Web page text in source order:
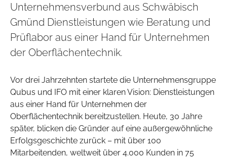
Unternehmensverbund aus Schwäbisch
Gmünd Dienstleistungen wie Beratung und
Prüflabor aus einer Hand für Unternehmen
der Oberflächentechnik.
Vor drei Jahrzehnten startete die Unternehmensgruppe
Qubus und IFO mit einer klaren Vision: Dienstleistungen
aus einer Hand für Unternehmen der
Oberflächentechnik bereitzustellen. Heute, 30 Jahre
später, blicken die Gründer auf eine außergewöhnliche
Erfolgsgeschichte zurück – mit über 100
Mitarbeitenden, weltweit über 4.000 Kunden in 75